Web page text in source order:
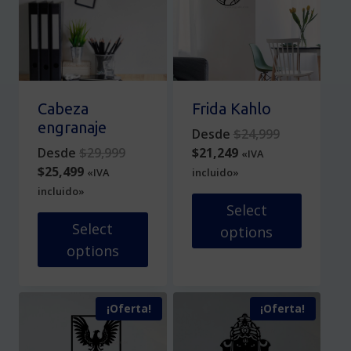
la
página
de
Cabeza
engranaje
Desde $29,999Original
$29,999.
$25,499Current
price
is:
$25,499.
«IVA
incluido»
Select
options
múltiples
Frida Kahlo
Desde $24,999Original
$24,999.
$21,249Current
price
is:
$21,249.
«IVA
incluido»
Select
options
múltiples
variantes.
¡Oferta! ¡Oferta!